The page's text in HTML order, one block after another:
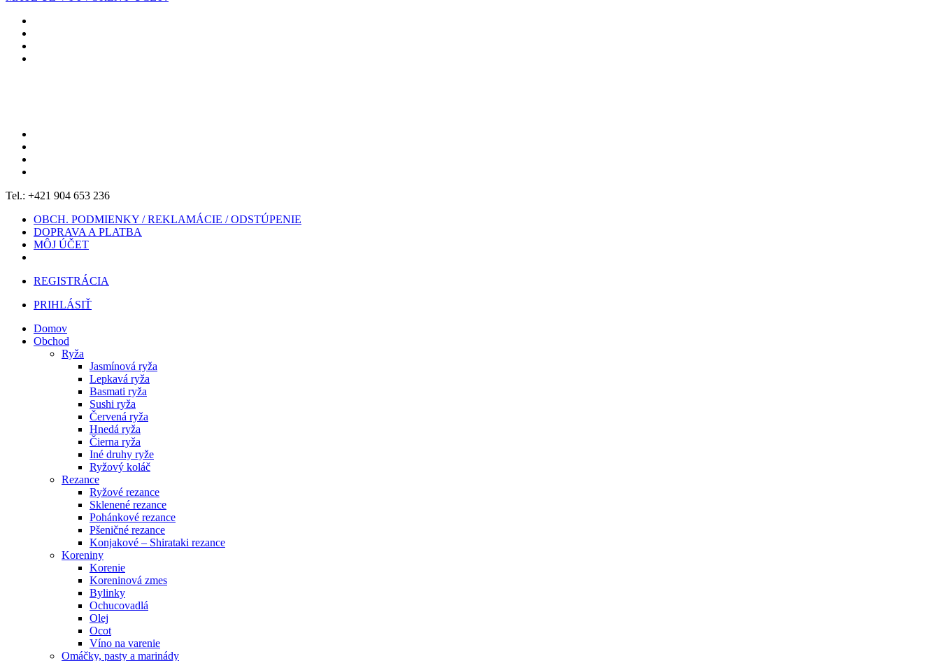
Tel.: +421 904 653 236
OBCH. PODMIENKY / REKLAMÁCIE / ODSTÚPENIE
DOPRAVA A PLATBA
MÔJ ÚČET
REGISTRÁCIA
PRIHLÁSIŤ
Domov
Obchod
Ryža
Jasmínová ryža
Lepkavá ryža
Basmati ryža
Sushi ryža
Červená ryža
Hnedá ryža
Čierna ryža
Iné druhy ryže
Ryžový koláč
Rezance
Ryžové rezance
Sklenené rezance
Pohánkové rezance
Pšeničné rezance
Konjakové – Shirataki rezance
Koreniny
Korenie
Koreninová zmes
Bylinky
Ochucovadlá
Olej
Ocot
Víno na varenie
Omáčky, pasty a marinády